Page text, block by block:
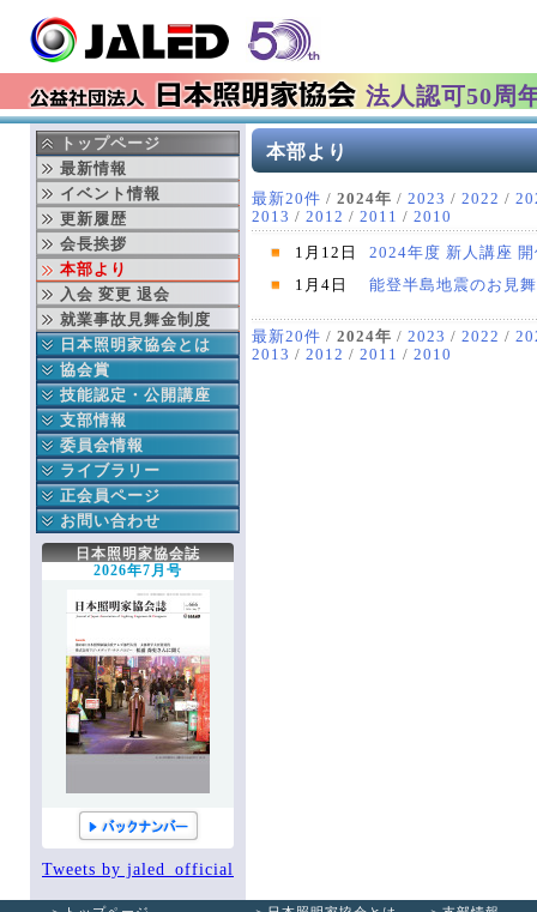
法人認可50周
トップページ
最新情報
イベント情報
更新履歴
会長挨拶
本部より
入会 変更 退会
就業事故見舞金制度
日本照明家協会とは
協会の成立ち
協会の事業
年間行事予定
役員紹介
組織図
賛助会員連名
ディスクロージャー
文化芸術基本法
劇場法
協会賞
日本照明家協会賞
舞台部門
テレビ部門
過去の協会賞受賞者
協会賞データベース検索
技能認定・公開講座
中央講座
地域講座
支部情報
北海道支部
東北支部
東京支部
中部支部
関西支部
中国支部
四国支部
九州支部
沖縄支部
テレビ部会
委員会情報
公益委員会
財務委員会
技能認定委員会
次世代育成委員会
安全委員会
技術委員会
顕彰委員会
広報委員会
出版委員会
国際委員会
手帳編集作業部会
新人講座作業部会
ライブラリー
協会誌
協会出版物
関連書籍
JALED YouTube
知っ得 法律
エッセイ
全国ホール・劇場一覧
各種購入・購読の申込み
正会員ページ
正会員へのお知らせ
協会への連絡
役立つ知識箱
協会誌こぼれ話
掲示板
協会誌アーカイブ
登録情報
お問い合わせ
協会へのお問い合わせ
日本照明家協会誌
2026年7月号
Tweets by jaled_official
本部より
最新20件 / 2024年 / 2023 / 2022 /
2013 / 2012 / 2011 / 2010
1月12日
2024年度 新人講座
1月4日
能登半島地震のお見
最新20件 / 2024年 / 2023 / 2022 /
2013 / 2012 / 2011 / 2010